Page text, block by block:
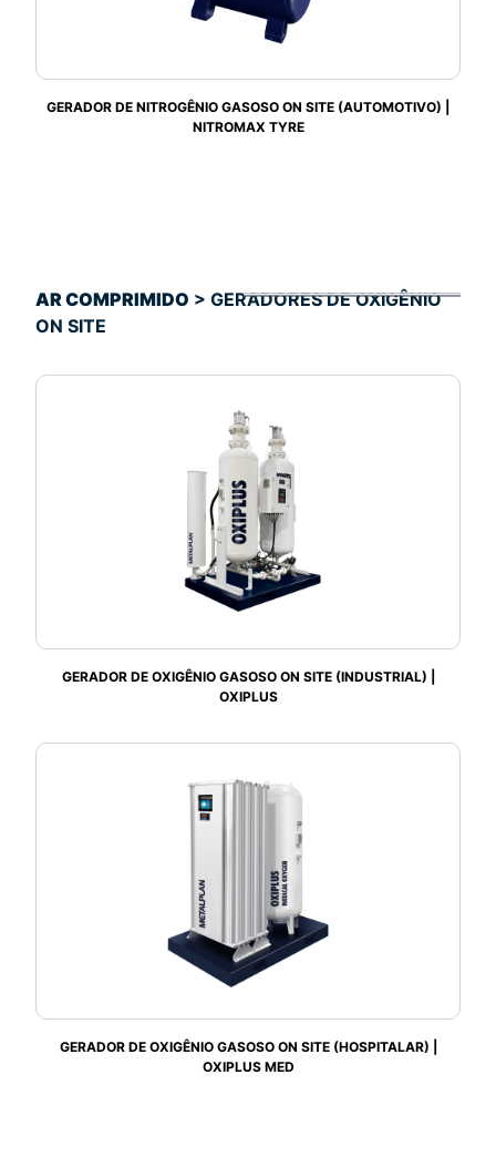
GERADOR DE NITROGÊNIO GASOSO ON SITE (AUTOMOTIVO) |
NITROMAX TYRE
AR COMPRIMIDO > GERADORES DE OXIGÊNIO
ON SITE
GERADOR DE OXIGÊNIO GASOSO ON SITE (INDUSTRIAL) |
OXIPLUS
GERADOR DE OXIGÊNIO GASOSO ON SITE (HOSPITALAR) |
OXIPLUS MED